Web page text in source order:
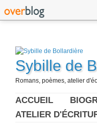
Sybille de
Romans, poèmes, atelier
ACCUEIL
ATELIER